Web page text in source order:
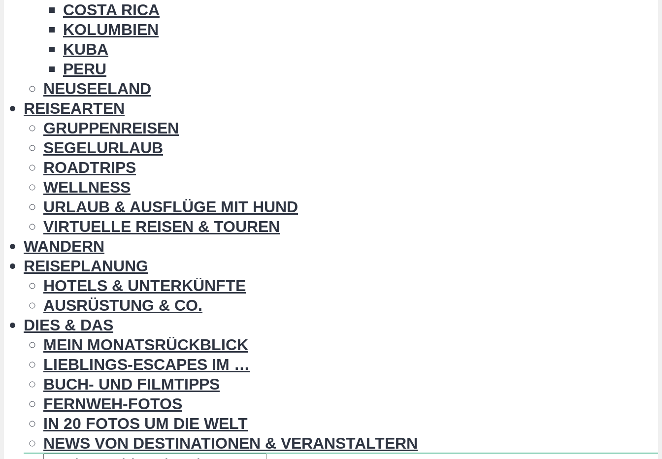
COSTA RICA
KOLUMBIEN
KUBA
PERU
NEUSEELAND
REISEARTEN
GRUPPENREISEN
SEGELURLAUB
ROADTRIPS
WELLNESS
URLAUB & AUSFLÜGE MIT HUND
VIRTUELLE REISEN & TOUREN
WANDERN
REISEPLANUNG
HOTELS & UNTERKÜNFTE
AUSRÜSTUNG & CO.
DIES & DAS
MEIN MONATSRÜCKBLICK
LIEBLINGS-ESCAPES IM …
BUCH- UND FILMTIPPS
FERNWEH-FOTOS
IN 20 FOTOS UM DIE WELT
NEWS VON DESTINATIONEN & VERANSTALTERN